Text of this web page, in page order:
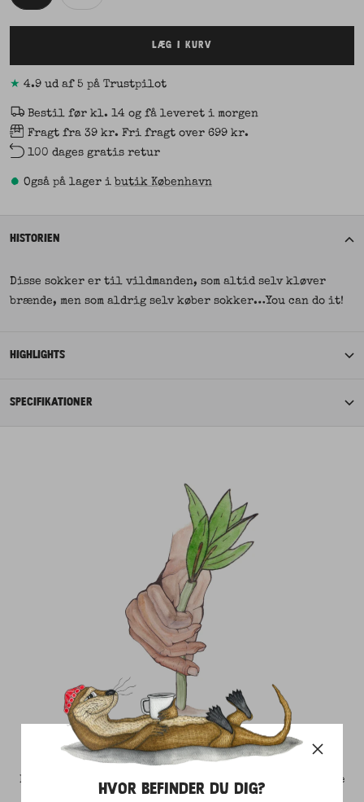
HVOR BEFINDER DU DIG?
LÆG I KURV
★ 4.9 ud af 5 på Trustpilot
Bestil før kl. 14 og få leveret i morgen
Fragt fra 39 kr. Fri fragt over 699 kr.
100 dages gratis retur
• Også på lager i butik København
HISTORIEN
Disse sokker er til vildmanden, som altid selv kløver
brænde, men som aldrig selv køber sokker…You can do it!
HIGHLIGHTS
SPECIFIKATIONER
1 STYKKE TØJ = 1 SEATREE
For hvert stykke tøj du køber, plantes et mangrove-træ